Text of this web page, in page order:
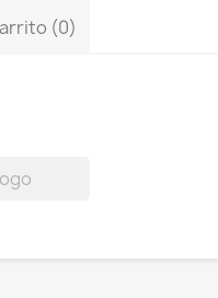
(0)